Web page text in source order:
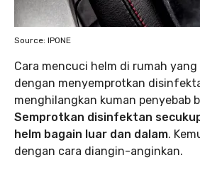
Source: IPONE
Cara mencuci helm di rumah
dengan menyemprotkan
menghilangkan kuman penyebab
Semprotkan disinfektan
helm bagain luar dan dalam.
dengan cara diangin-anginkan.